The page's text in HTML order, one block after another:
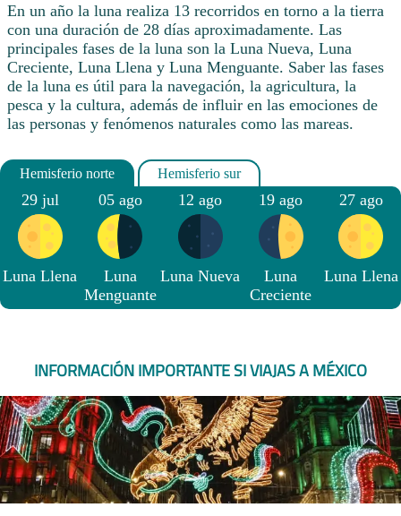
En un año la luna realiza 13 recorridos en torno a la tierra
con una duración de 28 días aproximadamente. Las
principales fases de la luna son la Luna Nueva, Luna
Creciente, Luna Llena y Luna Menguante. Saber las fases
de la luna es útil para la navegación, la agricultura, la
pesca y la cultura, además de influir en las emociones de
las personas y fenómenos naturales como las mareas.
29 jul
Luna Llena
05 ago
Luna
Menguante
12 ago
Luna Nueva
19 ago
Luna
Creciente
27 ago
Luna Llena
INFORMACIÓN IMPORTANTE SI VIAJAS A MÉXICO